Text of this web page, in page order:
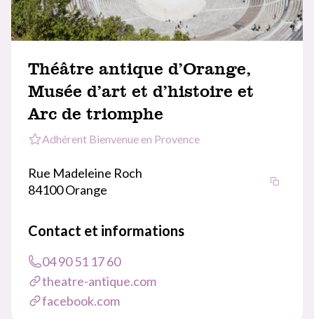
Théâtre antique d’Orange,
Musée d’art et d’histoire et
Arc de triomphe
Adhérent Bienvenue en Provence
Rue Madeleine Roch
84100 Orange
Contact et informations
04 90 51 17 60
theatre-antique.com
facebook.com